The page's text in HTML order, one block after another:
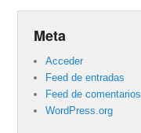
en
Meta
Acceder
Feed de entradas
Feed de comentarios
WordPress.org